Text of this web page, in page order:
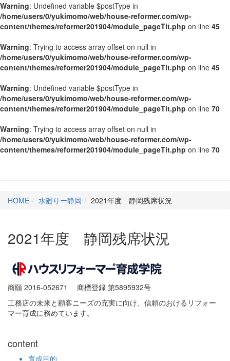
Warning: Undefined variable $postType in
/home/users/0/yukimomo/web/house-reformer.com/wp-
content/themes/reformer201904/module_pageTit.php on line 45
Warning: Trying to access array offset on null in
/home/users/0/yukimomo/web/house-reformer.com/wp-
content/themes/reformer201904/module_pageTit.php on line 45
Warning: Undefined variable $postType in
/home/users/0/yukimomo/web/house-reformer.com/wp-
content/themes/reformer201904/module_pageTit.php on line 70
Warning: Trying to access array offset on null in
/home/users/0/yukimomo/web/house-reformer.com/wp-
content/themes/reformer201904/module_pageTit.php on line 70
HOME 水廻りー静岡 2021年度 静岡残席状況
2021年度 静岡残席状況
商願 2016-052671
商標登録 第5895932号
工務店の未来と顧客ニーズの充実に向け、信頼のおけるリフォー
マー育成に務めています。
content
育成目的